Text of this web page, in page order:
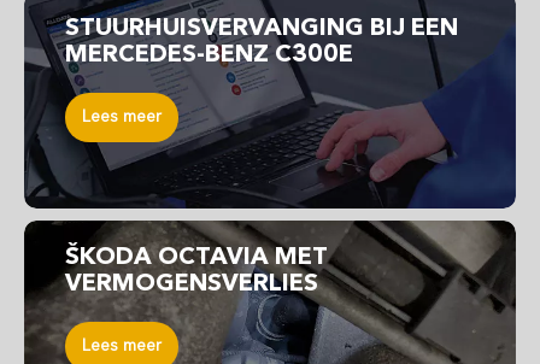
STUURHUISVERVANGING BIJ EEN
MERCEDES-BENZ C300E
Lees meer
ŠKODA OCTAVIA MET
VERMOGENSVERLIES
Lees meer